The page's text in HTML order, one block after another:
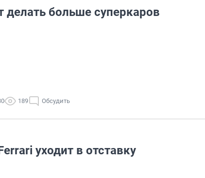
делать больше суперкаров
189 Обсудить
уходит в отставку